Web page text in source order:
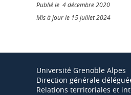
Publié le 4 décembre 2020
Mis à jour le 15 juillet 2024
Université Grenoble Alpes
Direction générale
Relations territoriales et